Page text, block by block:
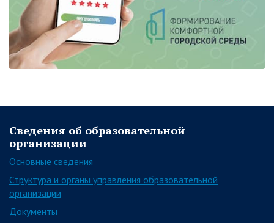
Сведения об образовательной
организации
Основные сведения
Структура и органы управления образовательной
организации
Документы